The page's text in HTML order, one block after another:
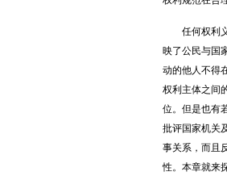
任何权利义
映了公民与国
动的他人不得
权利主体之间
位。但是也有
批评国家机关
事关系，而且
性。本章就来